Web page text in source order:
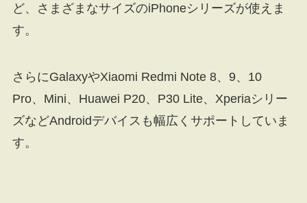
ど、さまざまなサイズのiPhoneシリーズが使えま
す。
さらにGalaxyやXiaomi Redmi Note 8、9、10
Pro、Mini、Huawei P20、P30 Lite、Xperiaシリー
ズなどAndroidデバイスも幅広くサポートしていま
す。